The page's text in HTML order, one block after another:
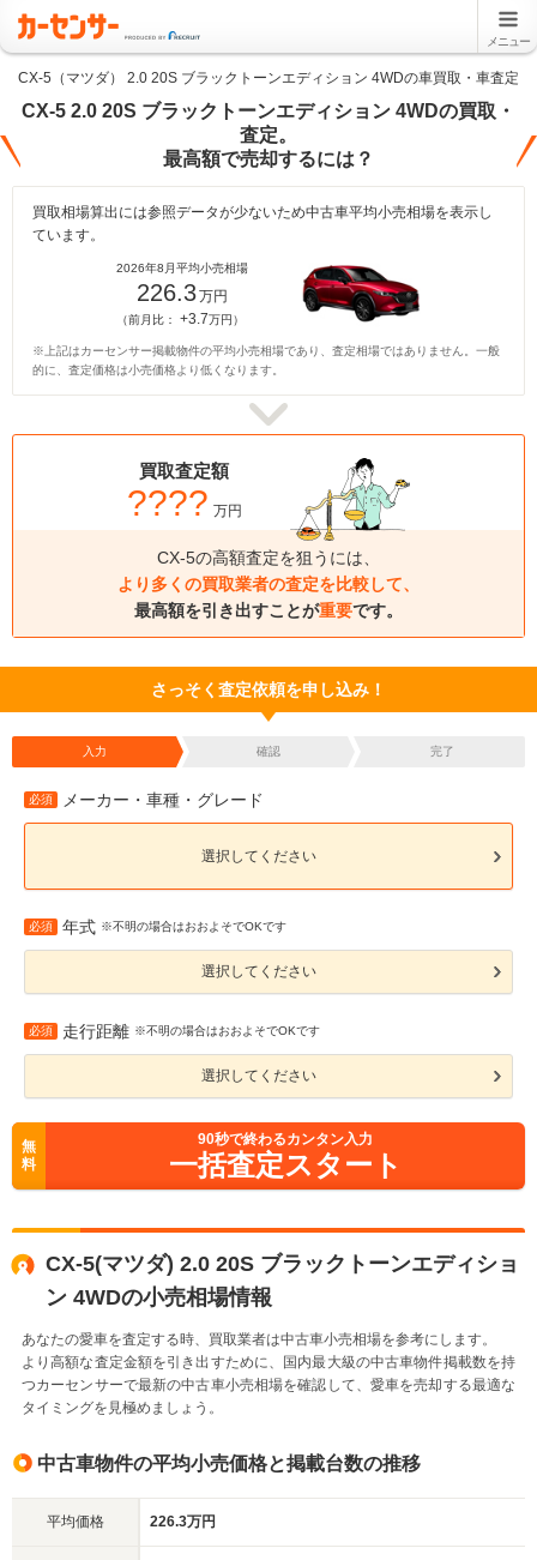
メニュー
CX-5（マツダ） 2.0 20S ブラックトーンエディション 4WDの車買取・車査定
CX-5 2.0 20S ブラックトーンエディション 4WDの買取・
査定。
最高額で売却するには？
買取相場算出には参照データが少ないため中古車平均小売相場を表示し
ています。
2026年8月平均小売相場
226.3万円
（前月比： +3.7万円）
※上記はカーセンサー掲載物件の平均小売相場であり、査定相場ではありません。一般
的に、査定価格は小売価格より低くなります。
買取査定額
???? 万円
CX-5の高額査定を狙うには、
より多くの買取業者の査定を比較して、
最高額を引き出すことが重要です。
さっそく査定依頼を申し込み！
入力 確認 完了
必須 メーカー・車種・グレード
選択してください
必須 年式 ※不明の場合はおおよそでOKです
選択してください
必須 走行距離 ※不明の場合はおおよそでOKです
選択してください
無
料
90秒で終わるカンタン入力
一括査定スタート
CX-5(マツダ) 2.0 20S ブラックトーンエディショ
ン 4WDの小売相場情報
あなたの愛車を査定する時、買取業者は中古車小売相場を参考にします。
より高額な査定金額を引き出すために、国内最大級の中古車物件掲載数を持
つカーセンサーで最新の中古車小売相場を確認して、愛車を売却する最適な
タイミングを見極めましょう。
中古車物件の平均小売価格と掲載台数の推移
平均価格 226.3万円